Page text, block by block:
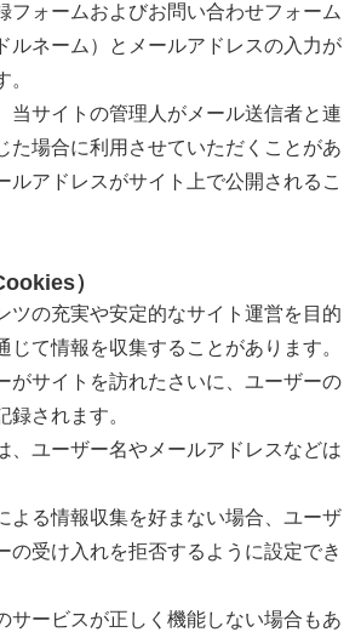
フォームおよびお問い合わせフォーム
ルネーム）とメールアドレスの入力が
当サイトの管理人がメール送信者と連
た場合に利用させていただくことがあ
ルアドレスがサイト上で公開されるこ
）
ツの充実や安定的なサイト運営を目的
じて情報を収集することがあります。
がサイトを訪れたさいに、ユーザーの
録されます。
、ユーザー名やメールアドレスなどは
よる情報収集を好まない場合、ユーザ
の受け入れを拒否するように設定でき
サービスが正しく機能しない場合もあ